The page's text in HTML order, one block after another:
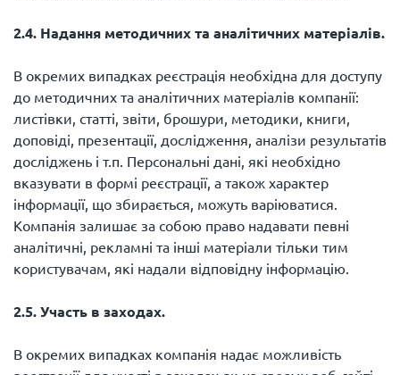
2.4. Надання методичних та аналітичних матеріалів.
В окремих випадках реєстрація необхідна для доступу
до методичних та аналітичних матеріалів компанії:
листівки, статті, звіти, брошури, методики, книги,
доповіді, презентації, дослідження, аналізи результатів
досліджень і т.п. Персональні дані, які необхідно
вказувати в формі реєстрації, а також характер
інформації, що збирається, можуть варіюватися.
Компанія залишає за собою право надавати певні
аналітичні, рекламні та інші матеріали тільки тим
користувачам, які надали відповідну інформацію.
2.5. Участь в заходах.
В окремих випадках компанія надає можливість